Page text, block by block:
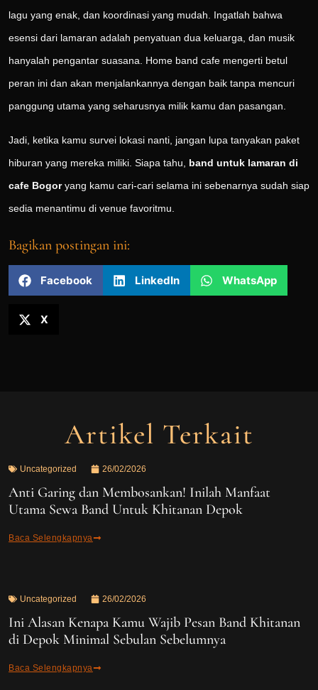
lagu yang enak, dan koordinasi yang mudah. Ingatlah bahwa
esensi dari lamaran adalah penyatuan dua keluarga, dan musik
hanyalah pengantar suasana. Home band cafe mengerti betul
peran ini dan akan menjalankannya dengan baik tanpa mencuri
panggung utama yang seharusnya milik kamu dan pasangan.
Jadi, ketika kamu survei lokasi nanti, jangan lupa tanyakan paket
hiburan yang mereka miliki. Siapa tahu, band untuk lamaran di
cafe Bogoryang kamu cari-cari selama ini sebenarnya sudah siap
sedia menantimu di venue favoritmu.
Bagikan postingan ini:
Facebook LinkedIn WhatsApp
X
Artikel Terkait
Uncategorized 26/02/2026
Anti Garing dan Membosankan! Inilah Manfaat
Utama Sewa Band Untuk Khitanan Depok
Baca Selengkapnya
Uncategorized 26/02/2026
Ini Alasan Kenapa Kamu Wajib Pesan Band Khitanan
di Depok Minimal Sebulan Sebelumnya
Baca Selengkapnya